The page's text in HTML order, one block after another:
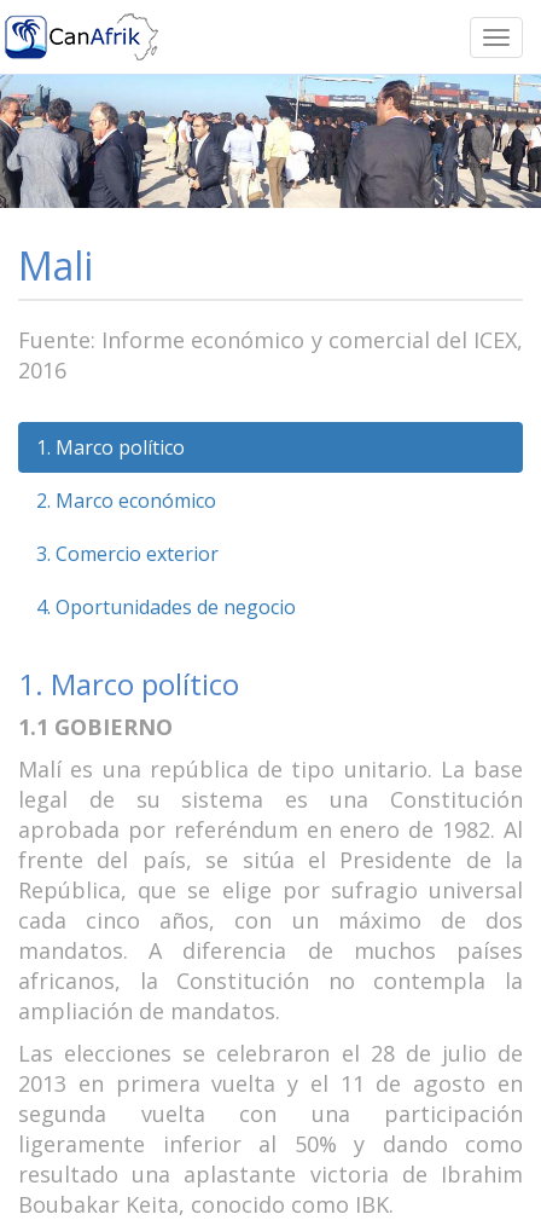
Mali
Fuente: Informe económico y comercial del ICEX,
2016
1. Marco político
2. Marco económico
3. Comercio exterior
4. Oportunidades de negocio
1. Marco político
1.1 GOBIERNO
Malí es una república de tipo unitario. La base
legal de su sistema es una Constitución
aprobada por referéndum en enero de 1982. Al
frente del país, se sitúa el Presidente de la
República, que se elige por sufragio universal
cada cinco años, con un máximo de dos
mandatos. A diferencia de muchos países
africanos, la Constitución no contempla la
ampliación de mandatos.
Las elecciones se celebraron el 28 de julio de
2013 en primera vuelta y el 11 de agosto en
segunda vuelta con una participación
ligeramente inferior al 50% y dando como
resultado una aplastante victoria de Ibrahim
Boubakar Keita, conocido como IBK.